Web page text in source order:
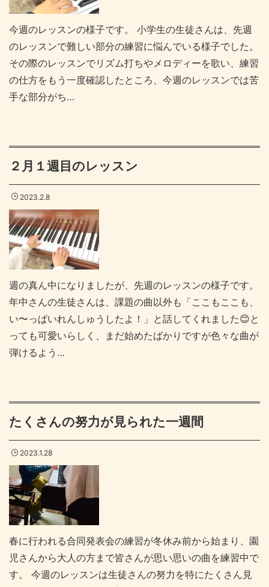
今週のレッスンの様子です。 小学生の生徒さんは、先週
のレッスンで難しい部分の練習に悩んでいる様子でした。
その際のレッスンでリズム打ちやメロディーを歌い、練習
の仕方をもう一度確認したところ、今週のレッスンでは苦
手な部分がち…
２月１週目のレッスン
2023.2.8
週の真ん中になりましたが、先週のレッスンの様子です。
年中さんの生徒さんは、課題の曲以外も「ここもここも、
い〜っぱいれんしゅうしたよ！」と話してくれました😊と
っても可愛いらしく、まだ始めたばかりですが色々な曲が
弾けるよう…
たくさんの努力が見られた一週間
2023.1.28
春に行われる合同発表会の練習が冬休み前から始まり、園
児さんから大人の方まで皆さんが思い思いの曲を練習中で
す。 今週のレッスンは生徒さんの努力を特にたくさん見